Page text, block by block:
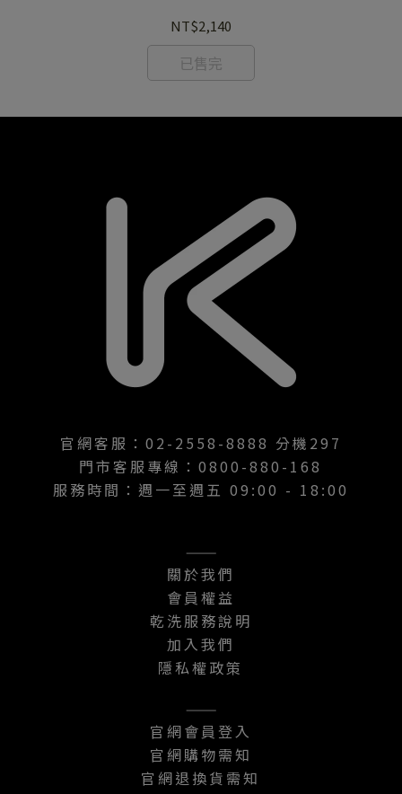
NT$2,140
已售完
官網客服：02-2558-8888 分機297
門市客服專線：0800-880-168
服務時間：週一至週五 09:00 - 18:00
———
關於我們
會員權益
乾洗服務說明
加入我們
隱私權政策
———
官網會員登入
官網購物需知
官網退換貨需知